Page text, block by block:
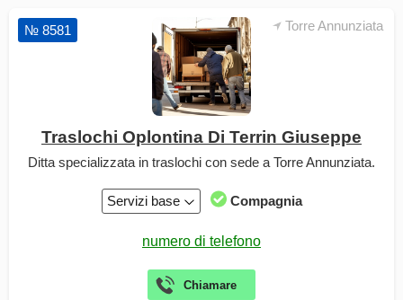
Torre Annunziata
№ 8581
Traslochi Oplontina Di Terrin Giuseppe
Ditta specializzata in traslochi con sede a Torre Annunziata.
Servizi base Compagnia